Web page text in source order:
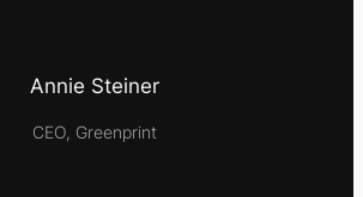
Annie Steiner
CEO, Greenprint